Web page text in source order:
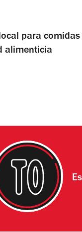
para
alimenticia